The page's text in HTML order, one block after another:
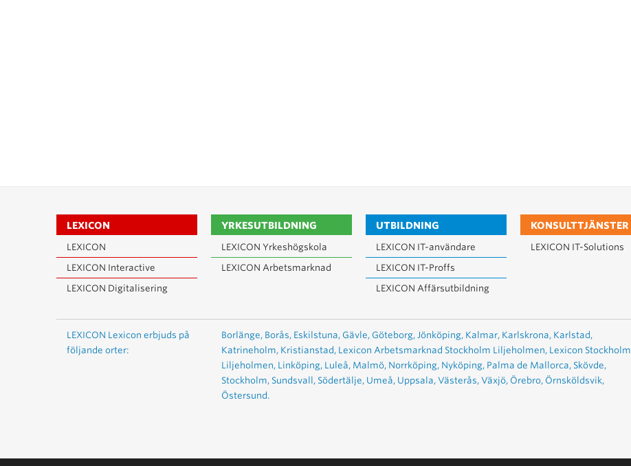
LEXICON
LEXICON
LEXICON Interactive
LEXICON Digitalisering
YRKESUTBILDNING
LEXICON Yrkeshögskola
LEXICON Arbetsmarknad
UTBILDNING
LEXICON IT-användare
LEXICON IT-Proffs
LEXICON Affärsutbildning
KONSULTTJÄNSTER
LEXICON IT-Solutions
LEXICON Lexicon erbjuds på
följande orter:
Borlänge, Borås, Eskilstuna, Gävle, Göteborg, Jönköping, Kalmar, Karlskrona, Karlstad,
Katrineholm, Kristianstad, Lexicon Arbetsmarknad Stockholm Liljeholmen, Lexicon Stockholm
Liljeholmen, Linköping, Luleå, Malmö, Norrköping, Nyköping, Palma de Mallorca, Skövde,
Stockholm, Sundsvall, Södertälje, Umeå, Uppsala, Västerås, Växjö, Örebro, Örnsköldsvik,
Östersund.